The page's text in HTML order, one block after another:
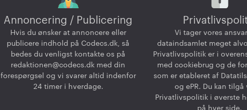
Annoncering / Publicering
Hvis du ønsker at annoncere eller
publicere indhold på Codecs.dk, så
bedes du venligst kontakte os på
redaktionen@codecs.dk med din
forespørgsel og vi svarer altid indenfor
24 timer i hverdage.
Vi tager vores
dataindsamlet meget
Privatlivspolitik er i
med cookiebrug og de
som er etableret af
og ePR. Du kan tilgå
Privatlivspolitik i øverste
på hver side.